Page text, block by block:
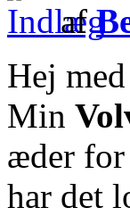
af
Hej
Min
æder for
har det